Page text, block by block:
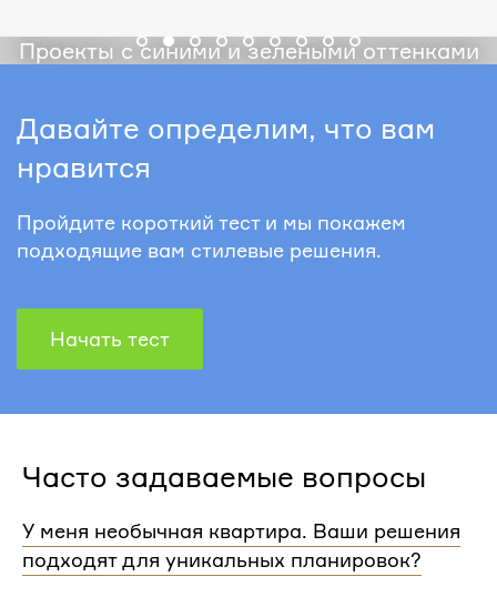
Проекты с синими и зелеными оттенками
Давайте определим, что вам
нравится
Пройдите короткий тест и мы покажем
подходящие вам стилевые решения.
Начать тест
Часто задаваемые вопросы
У меня необычная квартира. Ваши решения
подходят для уникальных планировок?